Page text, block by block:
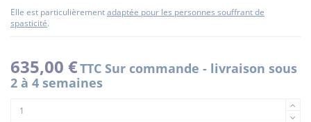
Elle est particulièrementadaptée pour les personnes souffrant de
spasticité.
635,00 €TTC Sur commande - livraison sous
2 à 4 semaines